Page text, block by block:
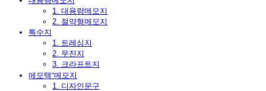
1. 대용량메모지
2. 절약형메모지
특수지
1. 트레싱지
2. 무진지
3. 크라프트지
메모텍⁺메모지
1. 디자인문구